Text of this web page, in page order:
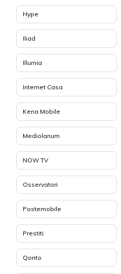
Hype
Iliad
Illumia
Internet Casa
Kena Mobile
Mediolanum
NOW TV
Osservatori
Postemobile
Prestiti
Qonto